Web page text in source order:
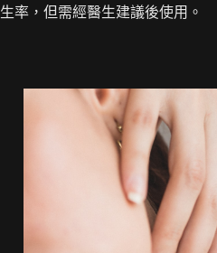
生率，但需經醫生建議後使用。